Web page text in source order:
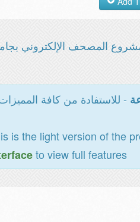
المصحف الإلكتروني
- للاستفادة من كافة
is the light version of the
to view full features